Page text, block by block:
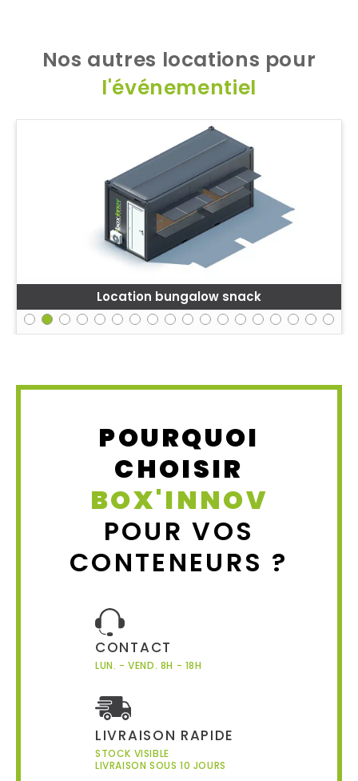
Nos autres locations pour
l'événementiel
Location bungalow snack
POURQUOI
CHOISIR
BOX'INNOV
POUR VOS
CONTENEURS ?
CONTACT
LUN. - VEND. 8H - 18H
LIVRAISON RAPIDE
STOCK VISIBLE
LIVRAISON SOUS 10 JOURS